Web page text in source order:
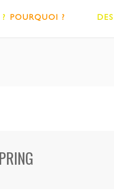
POURQUOI ?